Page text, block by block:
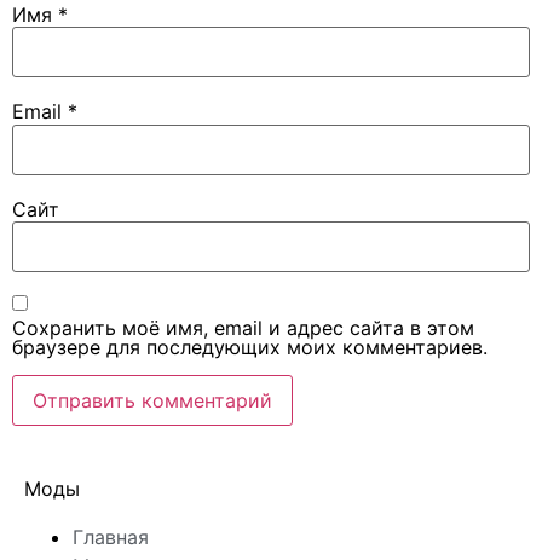
Имя *
Email *
Сайт
Сохранить моё имя, email и адрес сайта в этом
браузере для последующих моих комментариев.
Моды
Главная